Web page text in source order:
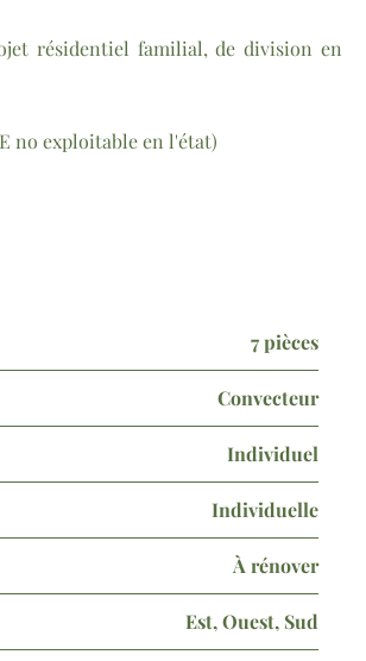
résidentiel familial, de division en
no exploitable en l'état)
7 pièces
Convecteur
Individuel
Individuelle
À rénover
Est, Ouest, Sud